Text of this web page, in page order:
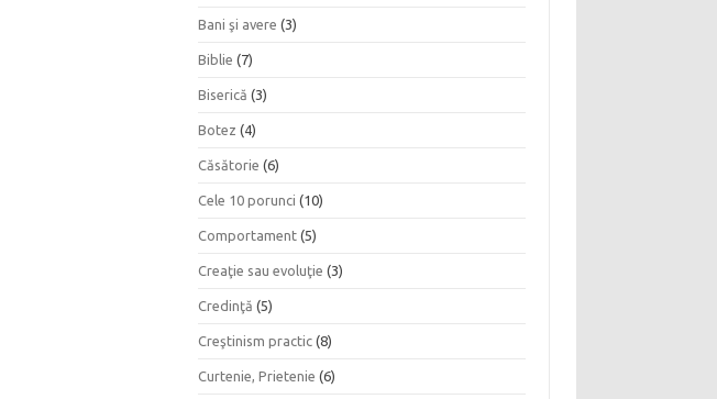
Bani şi avere (3)
Biblie (7)
Biserică (3)
Botez (4)
Căsătorie (6)
Cele 10 porunci (10)
Comportament (5)
Creaţie sau evoluţie (3)
Credinţă (5)
Creştinism practic (8)
Curtenie, Prietenie (6)